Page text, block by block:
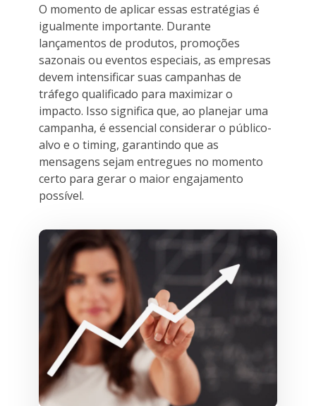
O momento de aplicar essas estratégias é
igualmente importante. Durante
lançamentos de produtos, promoções
sazonais ou eventos especiais, as empresas
devem intensificar suas campanhas de
tráfego qualificado para maximizar o
impacto. Isso significa que, ao planejar uma
campanha, é essencial considerar o público-
alvo e o timing, garantindo que as
mensagens sejam entregues no momento
certo para gerar o maior engajamento
possível.